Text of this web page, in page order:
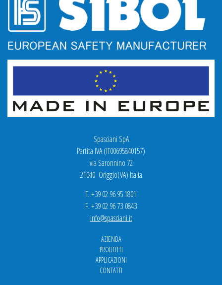
Spasciani SpA
Partita IVA (IT00695840157)
via Saronnino 72
21040 Origgio(VA) Italia
T. +39 02 96 95 1801
F. +39 02 96 73 0843
info@spasciani.it
AZIENDA
PRODOTTI
APPLICAZIONI
CONTATTI